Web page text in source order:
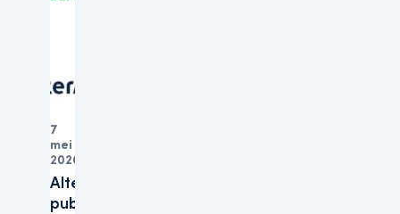
Altera
publiceert
7
mei
2026